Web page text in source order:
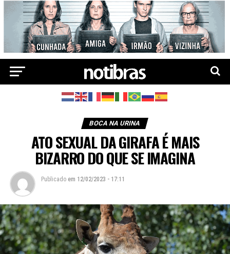
BOCA NA URINA
ATO SEXUAL DA GIRAFA É MAIS
BIZARRO DO QUE SE IMAGINA
Publicado em 12/02/2023 - 17:11